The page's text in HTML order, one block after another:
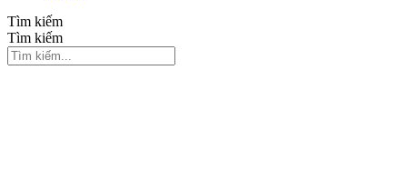
Tìm kiếm
Tìm kiếm